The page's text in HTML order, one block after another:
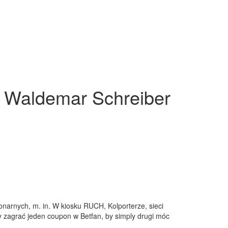
Schreiber
m. in. W kiosku RUCH, Kolporterze, sieci
jeden coupon w Betfan, by simply drugi móc